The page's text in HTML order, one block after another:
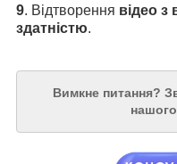
9. Відтворення відео
здатністю.
Вимкне питання?